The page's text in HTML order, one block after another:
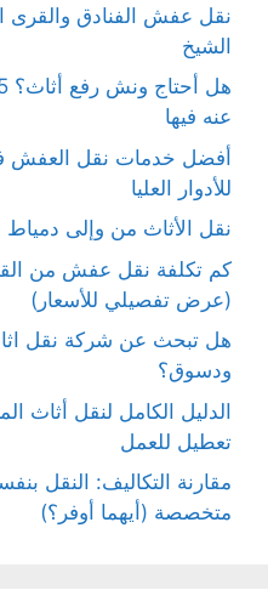
نقل عفش الفنادق والقرى
الشيخ
عنه فيها
أفضل خدمات نقل
للأدوار العليا
نقل الأثاث من وإلى دمياط
كم تكلفة نقل عفش من
(عرض تفصيلي للأسعار)
هل تبحث عن شركة نقل
ودسوق؟
الدليل الكامل لنقل أثاث
تعطيل للعمل
مقارنة التكاليف: النقل
متخصصة (أيهما أوفر؟)